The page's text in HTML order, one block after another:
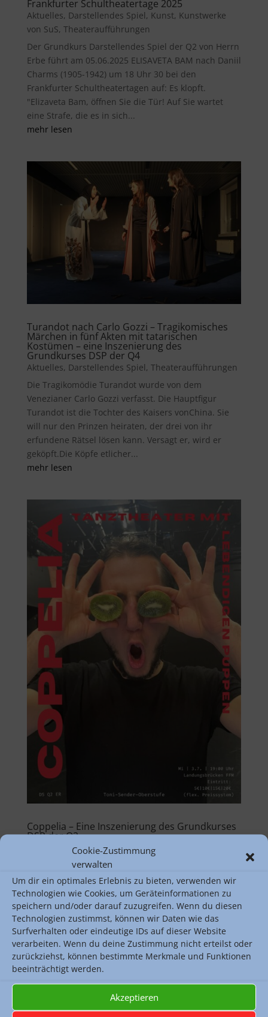
Cookie-Zustimmung
verwalten
Um dir ein optimales Erlebnis zu bieten, verwenden wir
Technologien wie Cookies, um Geräteinformationen zu
speichern und/oder darauf zuzugreifen. Wenn du diesen
Technologien zustimmst, können wir Daten wie das
Surfverhalten oder eindeutige IDs auf dieser Website
verarbeiten. Wenn du deine Zustimmung nicht erteilst oder
zurückziehst, können bestimmte Merkmale und Funktionen
beeinträchtigt werden.
Akzeptieren
Frankfurter Schultheatertage 2025
Aktuelles, Darstellendes Spiel, Kunst, Kunstwerke
von SuS, Theateraufführungen
Der Grundkurs Darstellendes Spiel der Q2 von Herrn
Erbe führt am 05.06.2025 ELISAVETA BAM nach Daniil
Charms (1905-1942) um 18 Uhr 30 bei den
Frankfurter Schultheatertagen auf: Es klopft.
"Elizaveta Bam, öffnen Sie die Tür! Auf Sie wartet
eine Strafe, die es in sich...
mehr lesen
Turandot nach Carlo Gozzi – Tragikomisches
Märchen in fünf Akten mit tatarischen
Kostümen – eine Inszenierung des
Grundkurses DSP der Q4
Aktuelles, Darstellendes Spiel, Theateraufführungen
Die Tragikomödie Turandot wurde von dem
Venezianer Carlo Gozzi verfasst. Die Hauptfigur
Turandot ist die Tochter des Kaisers vonChina. Sie
will nur den Prinzen heiraten, der drei von ihr
erfundene Rätsel lösen kann. Versagt er, wird er
geköpft.Die Köpfe etlicher...
mehr lesen
Coppelia – Eine Inszenierung des Grundkurses
DSP der Q2
Darstellendes Spiel,Kunst
Theateraufführungen
Coppelia – Tanztheater mit lebendigen Puppen und
Gesichtsmasken nach dem gleichnamigen Ballett von
Léo Delibes und Motiven aus den Erzählungen E.T.A.
Hoffmanns (DS Q2). Eine Inszenierung des
Grundkurses Darstellendes Spiel von Herrn Erbe.
Nathanael verliebt sich in...
mehr lesen